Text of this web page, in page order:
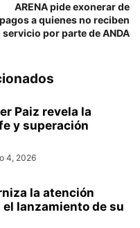
ARENA pide exonerar de
pagos a quienes no reciben
servicio por parte de ANDA
Paiz revela la
y superación
4, 2026
la atención
el lanzamiento de su